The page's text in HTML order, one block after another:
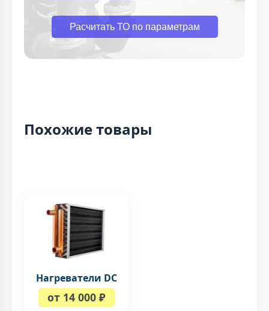
Расчитать ТО по параметрам
Похожие товары
Нагреватели DC
от 14 000 ₽